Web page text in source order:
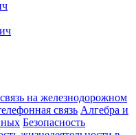
на железнодорожном
связь Алгебра и
Безопасность